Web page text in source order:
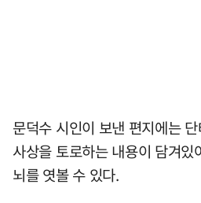
문덕수 시인이 보낸 편지에는
사상을 토로하는 내용이 담겨
뇌를 엿볼 수 있다.